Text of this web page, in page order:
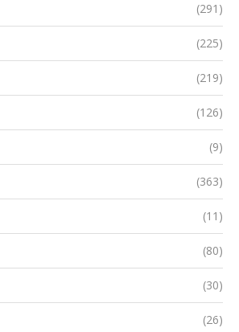
(291)
(225)
(219)
(126)
(9)
(363)
(11)
(80)
(30)
(26)